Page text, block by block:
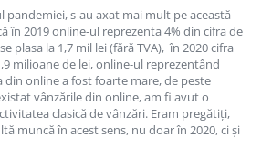
gresie si
slefuire
pandemiei, s-au axat mai mult pe această
în 2019 online-ul reprezenta 4% din cifra de
plasa la 1,7 mil lei (fără TVA), în 2020 cifra
milioane de lei, online-ul reprezentând
din online a fost foarte mare, de peste
vânzările din online, am fi avut o
clasică de vânzări. Eram pregătiţi,
muncă în acest sens, nu doar în 2020, ci şi